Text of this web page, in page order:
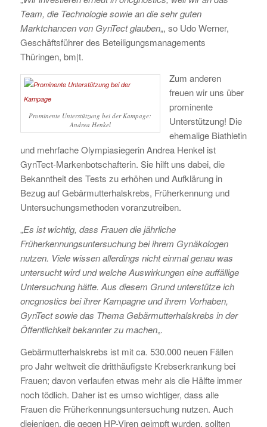
Team, die Technologie sowie an die sehr guten
Marktchancen von GynTect glauben„, so Udo Werner,
Geschäftsführer des Beteiligungsmanagements
Thüringen, bm|t.
Prominente Unterstützung bei der Kampage:
Andrea Henkel
Zum anderen
freuen wir uns über
prominente
Unterstützung! Die
ehemalige Biathletin
und mehrfache Olympiasiegerin Andrea Henkel ist
GynTect-Markenbotschafterin. Sie hilft uns dabei, die
Bekanntheit des Tests zu erhöhen und Aufklärung in
Bezug auf Gebärmutterhalskrebs, Früherkennung und
Untersuchungsmethoden voranzutreiben.
„Es ist wichtig, dass Frauen die jährliche
Früherkennungsuntersuchung bei ihrem Gynäkologen
nutzen. Viele wissen allerdings nicht einmal genau was
untersucht wird und welche Auswirkungen eine auffällige
Untersuchung hätte. Aus diesem Grund unterstütze ich
oncgnostics bei ihrer Kampagne und ihrem Vorhaben,
GynTect sowie das Thema Gebärmutterhalskrebs in der
Öffentlichkeit bekannter zu machen„.
Gebärmutterhalskrebs ist mit ca. 530.000 neuen Fällen
pro Jahr weltweit die dritthäufigste Krebserkrankung bei
Frauen; davon verlaufen etwas mehr als die Hälfte immer
noch tödlich. Daher ist es umso wichtiger, dass alle
Frauen die Früherkennungsuntersuchung nutzen. Auch
diejenigen, die gegen HP-Viren geimpft wurden, sollten